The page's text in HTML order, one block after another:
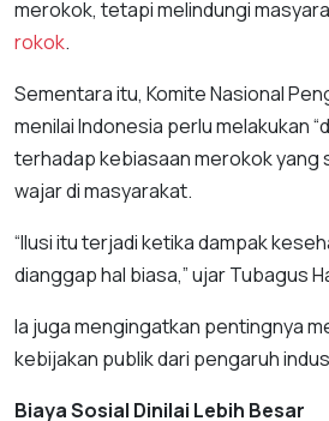
merokok, tetapi melindungi
rokok.
Sementara itu, Komite Nasional
menilai Indonesia perlu melakukan
terhadap kebiasaan merokok yang
wajar di masyarakat.
“Ilusi itu terjadi ketika dampak
dianggap hal biasa,” ujar Tubagus
Ia juga mengingatkan pentingnya
kebijakan publik dari pengaruh
Biaya Sosial Dinilai Lebih Besar